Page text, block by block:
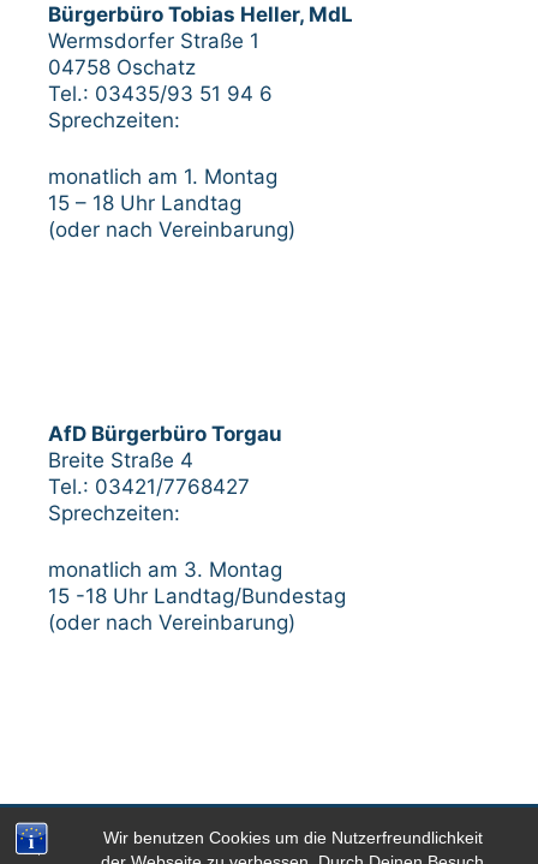
Wir benutzen Cookies um die Nutzerfreundlichkeit
Bürgerbüro Tobias Heller, MdL
Wermsdorfer Straße 1
04758 Oschatz
Tel.: 03435/93 51 94 6
Sprechzeiten:
monatlich am 1. Montag
15 – 18 Uhr Landtag
(oder nach Vereinbarung)
AfD Bürgerbüro Torgau
Breite Straße 4
Tel.: 03421/7768427
Sprechzeiten:
monatlich am 3. Montag
15 -18 Uhr Landtag/Bundestag
(oder nach Vereinbarung)
Impressum Datenschutzerklärung